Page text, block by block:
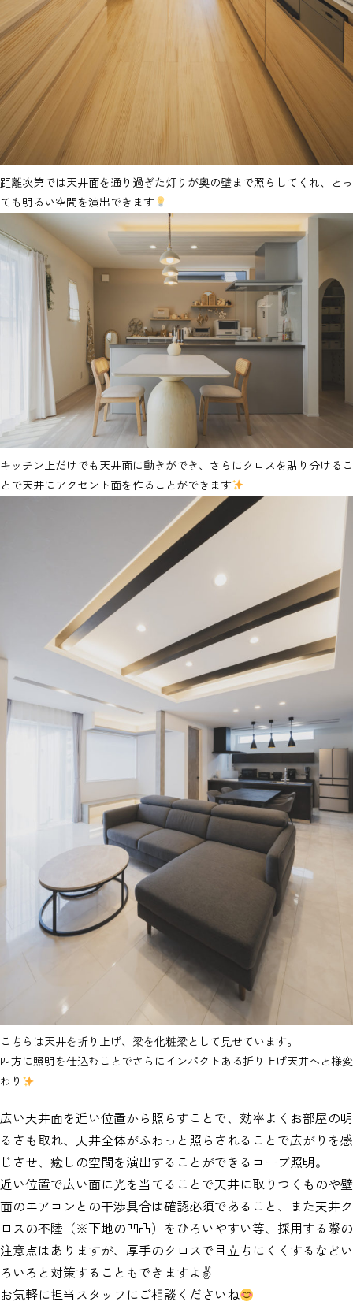
距離次第では天井面を通り過ぎた灯りが奥の壁まで照らしてくれ、とっ
ても明るい空間を演出できます
キッチン上だけでも天井面に動きができ、さらにクロスを貼り分けるこ
とで天井にアクセント面を作ることができます
こちらは天井を折り上げ、梁を化粧梁として見せています。
四方に照明を仕込むことでさらにインパクトある折り上げ天井へと様変
わり
広い天井面を近い位置から照らすことで、効率よくお部屋の明
るさも取れ、天井全体がふわっと照らされることで広がりを感
じさせ、癒しの空間を演出することができるコーブ照明。
近い位置で広い面に光を当てることで天井に取りつくものや壁
面のエアコンとの干渉具合は確認必須であること、また天井ク
ロスの不陸（※下地の凹凸）をひろいやすい等、採用する際の
注意点はありますが、厚手のクロスで目立ちにくくするなどい
ろいろと対策することもできますよ✌
お気軽に担当スタッフにご相談くださいね